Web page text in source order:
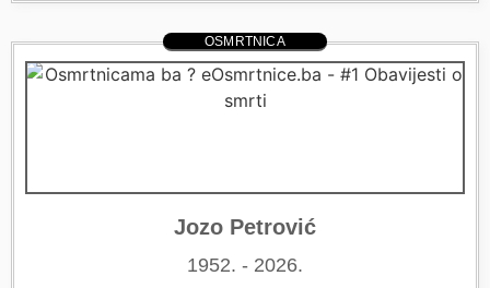
OSMRTNICA
Jozo Petrović
1952. - 2026.